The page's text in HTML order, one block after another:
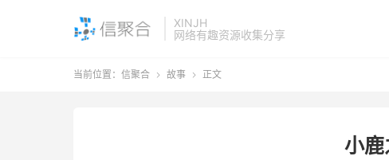
XINJH
网络有趣资源收集分享
当前位置： 信聚合  故事  正文
小